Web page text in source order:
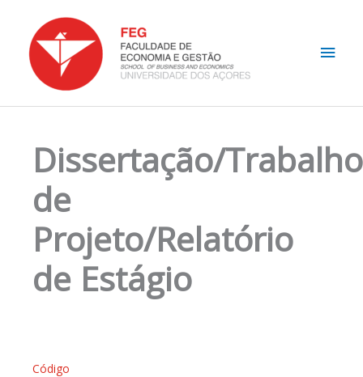
content
Dissertação/Trabalho
de
Projeto/Relatório
de Estágio
Código